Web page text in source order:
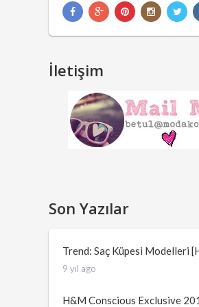
İletişim
Son Yazılar
Trend: Saç Küpesi Modelleri
9 yıl ago
H&M Conscious Exclusive